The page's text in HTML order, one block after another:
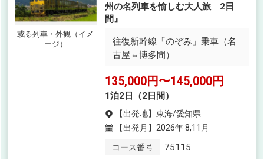
或る列車・外観（イメ
ージ）
州の名列車を愉しむ大人旅 2日
間』
往復新幹線「のぞみ」乗車（名
古屋⇔博多間）
135,000円〜145,000円
1泊2日（2日間）
【出発地】 東海/愛知県
【出発月】 2026年 8,11月
コース番号 75115